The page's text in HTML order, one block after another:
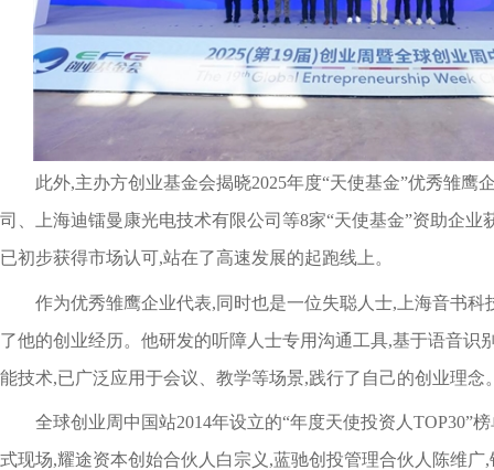
此外,主办方创业基金会揭晓2025年度“天使基金”优秀雏鹰
司、上海迪镭曼康光电技术有限公司等8家“天使基金”资助企业
已初步获得市场认可,站在了高速发展的起跑线上。
作为优秀雏鹰企业代表,同时也是一位失聪人士,上海音书科
了他的创业经历。他研发的听障人士专用沟通工具,基于语音识
能技术,已广泛应用于会议、教学等场景,践行了自己的创业理念
全球创业周中国站2014年设立的“年度天使投资人TOP30”
式现场,耀途资本创始合伙人白宗义,蓝驰创投管理合伙人陈维广